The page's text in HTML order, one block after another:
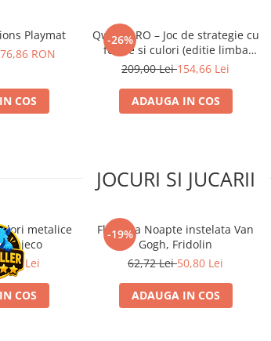
Playmat
RON
COS
-26%
Qwirkle RO – Joc de strategie cu
forme si culori (editie limba
romana)
209,00 Lei154,66 Lei
ADAUGA IN COS
JOCURI SI JUCARII
metalice
Djeco
Lei
COS
-19%
Flasneta Noapte instelata Van
Gogh, Fridolin
62,72 Lei50,80 Lei
ADAUGA IN COS